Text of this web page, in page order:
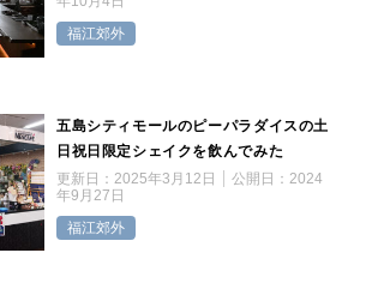
福江郊外
五島シティモールのピーパラダイスの土
日祝日限定シェイクを飲んでみた
更新日： 2025年3月12日 公開日： 2024
年9月27日
福江郊外